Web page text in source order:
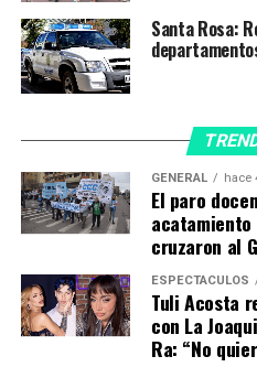
Santa Rosa:
GENERAL hace
El paro
cruzaron al
ESPECTÁCULOS
Tuli Acosta
con La
Ra: “No